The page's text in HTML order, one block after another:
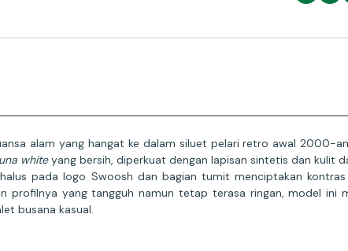
alam yang hangat ke dalam siluet pelari retro awal 2000-
whiteyang bersih, diperkuat dengan lapisan sintetis dan kulit
pada logo Swoosh dan bagian tumit menciptakan kontras
profilnya yang tangguh namun tetap terasa ringan, model ini
busana kasual.